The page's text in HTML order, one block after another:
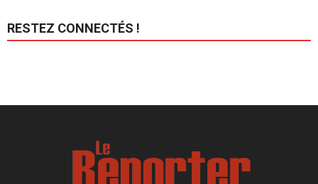
RESTEZ CONNECTÉS !